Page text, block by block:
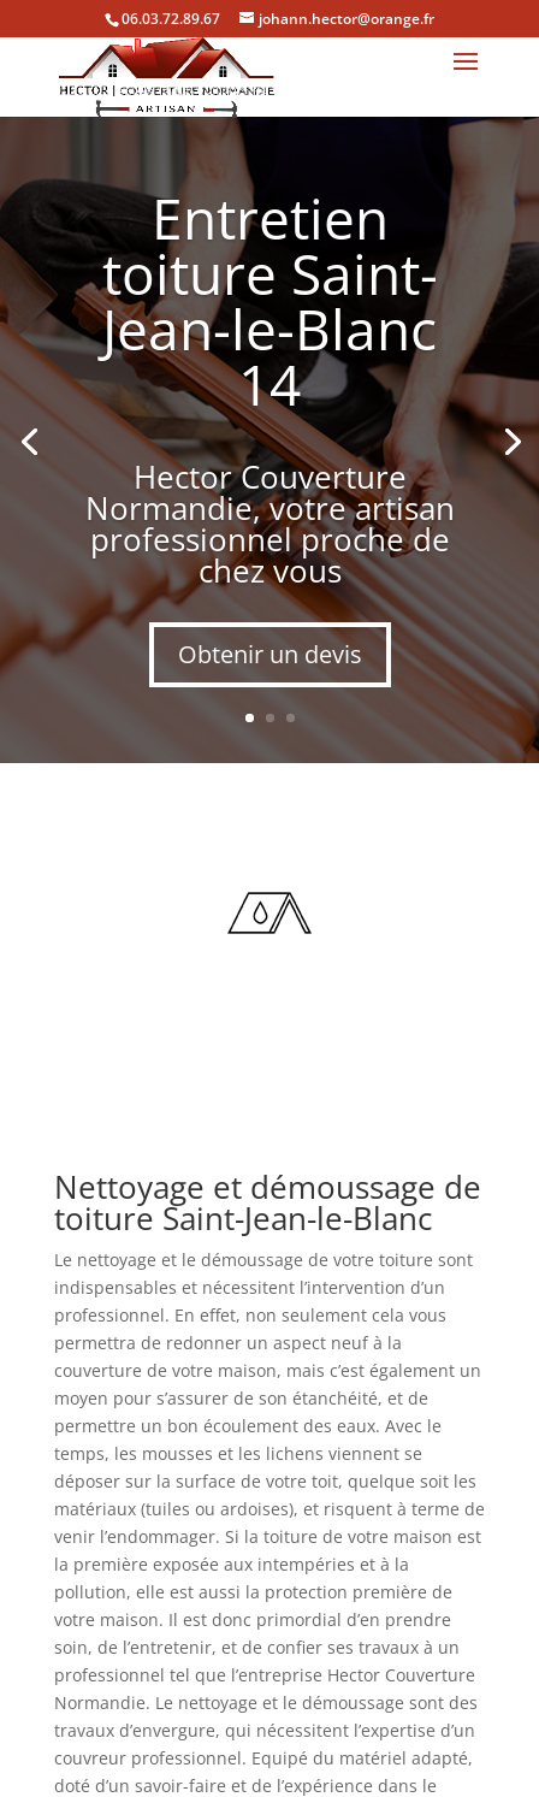
06.03.72.89.67 johann.hector@orange.fr
Entretien
toiture Saint-
Jean-le-Blanc
14
Hector Couverture
Normandie, votre artisan
professionnel proche de
chez vous
Obtenir un devis
Nettoyage et démoussage de
toiture Saint-Jean-le-Blanc
Le nettoyage et le démoussage de votre toiture sont
indispensables et nécessitent l’intervention d’un
professionnel. En effet, non seulement cela vous
permettra de redonner un aspect neuf à la
couverture de votre maison, mais c’est également un
moyen pour s’assurer de son étanchéité, et de
permettre un bon écoulement des eaux. Avec le
temps, les mousses et les lichens viennent se
déposer sur la surface de votre toit, quelque soit les
matériaux (tuiles ou ardoises), et risquent à terme de
venir l’endommager. Si la toiture de votre maison est
la première exposée aux intempéries et à la
pollution, elle est aussi la protection première de
votre maison. Il est donc primordial d’en prendre
soin, de l’entretenir, et de confier ses travaux à un
professionnel tel que l’entreprise Hector Couverture
Normandie. Le nettoyage et le démoussage sont des
travaux d’envergure, qui nécessitent l’expertise d’un
couvreur professionnel. Equipé du matériel adapté,
doté d’un savoir-faire et de l’expérience dans le